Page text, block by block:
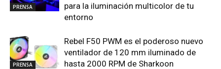
PRENSA
para la iluminación multicolor de tu
entorno
PRENSA
Rebel F50 PWM es el poderoso nuevo
ventilador de 120 mm iluminado de
hasta 2000 RPM de Sharkoon